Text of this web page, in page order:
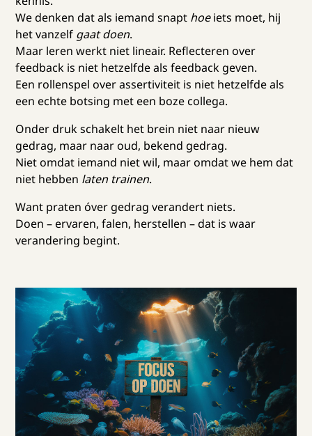
We denken dat als iemand snapt hoeiets moet, hij
het vanzelf gaat doen.
Maar leren werkt niet lineair. Reflecteren over
feedback is niet hetzelfde als feedback geven.
Een rollenspel over assertiviteit is niet hetzelfde als
een echte botsing met een boze collega.
Onder druk schakelt het brein niet naar nieuw
gedrag, maar naar oud, bekend gedrag.
Niet omdat iemand niet wil, maar omdat we hem dat
niet hebben laten trainen.
Want praten óver gedrag verandert niets.
Doen – ervaren, falen, herstellen – dat is waar
verandering begint.